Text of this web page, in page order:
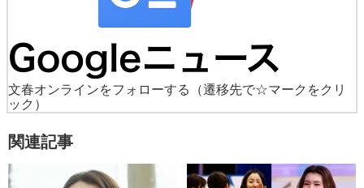
文春オンラインをフォローする
（遷移先で☆マークをクリ
ック）
関連記事